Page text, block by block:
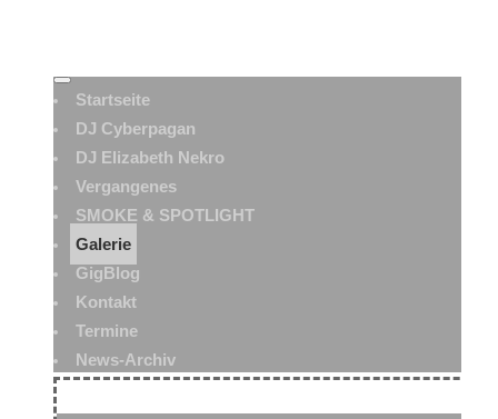
Startseite
DJ Cyberpagan
DJ Elizabeth Nekro
Vergangenes
SMOKE & SPOTLIGHT
Galerie
GigBlog
Kontakt
Termine
News-Archiv